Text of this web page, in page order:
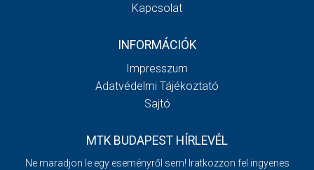
Kapcsolat
INFORMÁCIÓK
Impresszum
Adatvédelmi Tájékoztató
Sajtó
MTK BUDAPEST HÍRLEVÉL
Ne maradjon le egy eseményről sem! Iratkozzon fel ingyenes